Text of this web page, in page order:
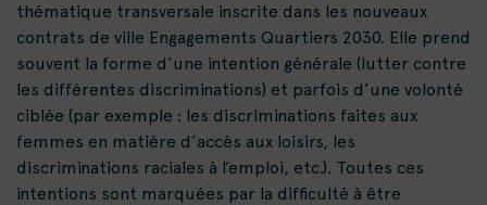
thématique transversale inscrite dans les nouveaux
contrats de ville Engagements Quartiers 2030. Elle prend
souvent la forme d’une intention générale (lutter contre
les différentes discriminations) et parfois d’une volonté
ciblée (par exemple : les discriminations faites aux
femmes en matière d’accès aux loisirs, les
discriminations raciales à l’emploi, etc.). Toutes ces
intentions sont marquées par la difficulté à être